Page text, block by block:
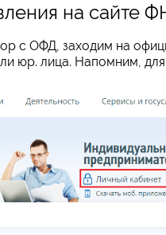
на сайте
с ОФД, заходим на
юр. лица. Напомним,